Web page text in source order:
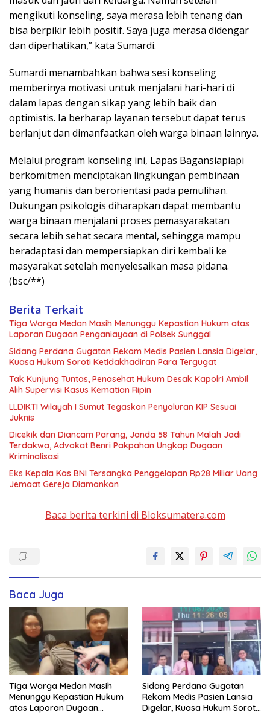
mengikuti konseling, saya merasa lebih tenang dan
bisa berpikir lebih positif. Saya juga merasa didengar
dan diperhatikan,” kata Sumardi.
Sumardi menambahkan bahwa sesi konseling
memberinya motivasi untuk menjalani hari-hari di
dalam lapas dengan sikap yang lebih baik dan
optimistis. Ia berharap layanan tersebut dapat terus
berlanjut dan dimanfaatkan oleh warga binaan lainnya.
Melalui program konseling ini, Lapas Bagansiapiapi
berkomitmen menciptakan lingkungan pembinaan
yang humanis dan berorientasi pada pemulihan.
Dukungan psikologis diharapkan dapat membantu
warga binaan menjalani proses pemasyarakatan
secara lebih sehat secara mental, sehingga mampu
beradaptasi dan mempersiapkan diri kembali ke
masyarakat setelah menyelesaikan masa pidana.
(bsc/**)
Berita Terkait
Tiga Warga Medan Masih Menunggu Kepastian Hukum atas
Laporan Dugaan Penganiayaan di Polsek Sunggal
Sidang Perdana Gugatan Rekam Medis Pasien Lansia Digelar,
Kuasa Hukum Soroti Ketidakhadiran Para Tergugat
Tak Kunjung Tuntas, Penasehat Hukum Desak Kapolri Ambil
Alih Supervisi Kasus Kematian Ripin
LLDIKTI Wilayah I Sumut Tegaskan Penyaluran KIP Sesuai
Juknis
Dicekik dan Diancam Parang, Janda 58 Tahun Malah Jadi
Terdakwa, Advokat Benri Pakpahan Ungkap Dugaan
Kriminalisasi
Eks Kepala Kas BNI Tersangka Penggelapan Rp28 Miliar Uang
Jemaat Gereja Diamankan
Baca berita terkini di Bloksumatera.com
Baca Juga
Tiga Warga Medan Masih
Menunggu Kepastian Hukum
atas Laporan Dugaan
Sidang Perdana Gugatan
Rekam Medis Pasien Lansia
Digelar, Kuasa Hukum Soroti